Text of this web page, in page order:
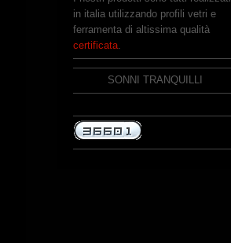
in italia utilizzando profili vetri e
ferramenta di altissima qualità
certificata.
SONNI TRANQUILLI